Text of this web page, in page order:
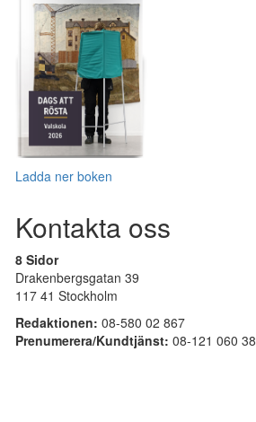
Ladda ner boken
Kontakta oss
8 Sidor
Drakenbergsgatan 39
117 41 Stockholm
Redaktionen: 08-580 02 867
Prenumerera/Kundtjänst: 08-121 060 38